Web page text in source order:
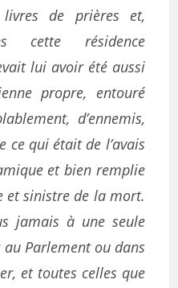
de prières et,
cette résidence
lui avoir été aussi
propre, entouré
d’ennemis,
ce qui était de l’avais
et bien remplie
et sinistre de la mort.
jamais à une seule
Parlement ou dans
et toutes celles que